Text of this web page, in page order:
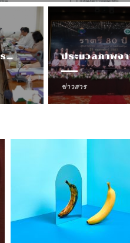
รียนเหตุจากโรคขาดค
พิงค์ May 13, 2020
ประชุมคณะกรรมการมูลนิธิฯ ครั้งที่ 2/2561 ในวันที่ 12 มีนาคม 2561
ข่าวสาร